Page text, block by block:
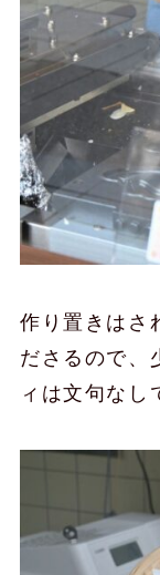
作り置きはさ
ださるので、
ィは文句なし